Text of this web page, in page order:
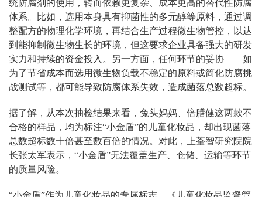
统防腐剂的使用，转而依赖更复杂、成本更高的替代性防腐
体系。比如，选用本身具有抑菌性的多元醇等原料，通过调
整配方的物理化学环境，再结合生产过程微生物管控，以达
到能抑制微生物生长的环境，但这要求企业具备强大的研发
实力和持续的资金投入。另一方面，任何环节的妥协——如
为了节省成本而选用微生物负载不稳定的原料或简化防腐挑
战测试等，都可能导致防腐体系失效，造成菌落总数超标。
据了解，从本次抽检结果来看，兔头妈妈、倍膳健这两款不
合格的样品，均为标注“小金盾”的儿童化妆品，却出现菌落
总数超标数十倍甚至数百倍的情况。对此，上荃智研究院院
长张太军表示，“小金盾”无法覆盖生产、仓储、运输等环节
的质量风险。
“小金盾”作为儿童化妆品的专属标志，《儿童化妆品监督管